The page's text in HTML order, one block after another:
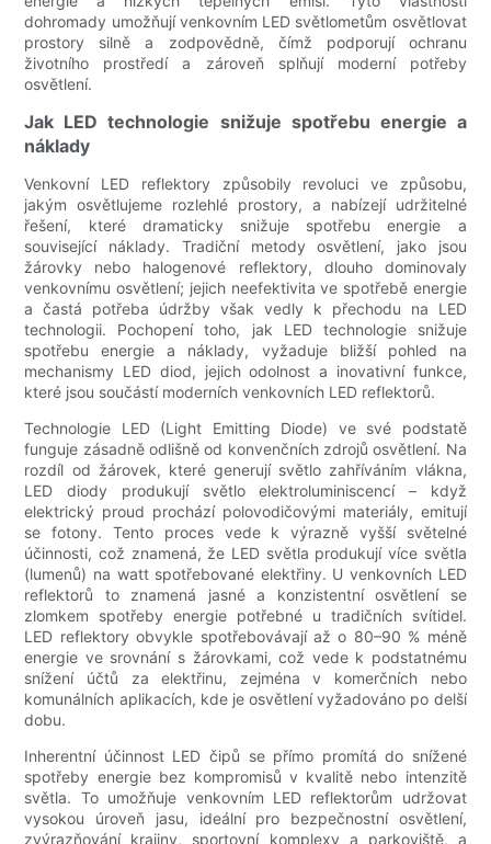
dohromady umožňují venkovním LED světlometům osvětlovat
prostory silně a zodpovědně, čímž podporují ochranu
životního prostředí a zároveň splňují moderní potřeby
osvětlení.
Jak LED technologie snižuje spotřebu energie a
náklady
Venkovní LED reflektory způsobily revoluci ve způsobu,
jakým osvětlujeme rozlehlé prostory, a nabízejí udržitelné
řešení, které dramaticky snižuje spotřebu energie a
související náklady. Tradiční metody osvětlení, jako jsou
žárovky nebo halogenové reflektory, dlouho dominovaly
venkovnímu osvětlení; jejich neefektivita ve spotřebě energie
a častá potřeba údržby však vedly k přechodu na LED
technologii. Pochopení toho, jak LED technologie snižuje
spotřebu energie a náklady, vyžaduje bližší pohled na
mechanismy LED diod, jejich odolnost a inovativní funkce,
které jsou součástí moderních venkovních LED reflektorů.
Technologie LED (Light Emitting Diode) ve své podstatě
funguje zásadně odlišně od konvenčních zdrojů osvětlení. Na
rozdíl od žárovek, které generují světlo zahříváním vlákna,
LED diody produkují světlo elektroluminiscencí – když
elektrický proud prochází polovodičovými materiály, emitují
se fotony. Tento proces vede k výrazně vyšší světelné
účinnosti, což znamená, že LED světla produkují více světla
(lumenů) na watt spotřebované elektřiny. U venkovních LED
reflektorů to znamená jasné a konzistentní osvětlení se
zlomkem spotřeby energie potřebné u tradičních svítidel.
LED reflektory obvykle spotřebovávají až o 80–90 % méně
energie ve srovnání s žárovkami, což vede k podstatnému
snížení účtů za elektřinu, zejména v komerčních nebo
komunálních aplikacích, kde je osvětlení vyžadováno po delší
dobu.
Inherentní účinnost LED čipů se přímo promítá do snížené
spotřeby energie bez kompromisů v kvalitě nebo intenzitě
světla. To umožňuje venkovním LED reflektorům udržovat
vysokou úroveň jasu, ideální pro bezpečnostní osvětlení,
zvýrazňování krajiny, sportovní komplexy a parkoviště, a